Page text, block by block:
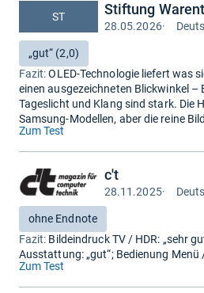
ST Stiftung
28.05.2026·
Test
Bewertung:
„gut“ (2,0)
Fazit:OLED-Technologie liefert was
einen ausgezeichneten Blickwinkel –
Tageslicht und Klang sind stark. Die
Samsung-Modellen, aber die reine
Zum Test
Tab)
c't
28.11.2025·
Test
Deutsch
Bewertung:
ohne Endnote
Fazit: Bildeindruck TV / HDR: „sehr
Ausstattung: „gut“; Bedienung Menü
Zum Test